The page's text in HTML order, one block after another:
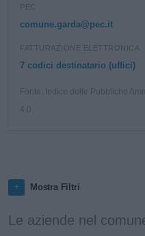
PEC
comune.garda@pec.it
FATTURAZIONE ELETTRONICA
7 codici destinatario (uffici)
Fonte: Indice delle Pubbliche
Mostra Filtri
Le aziende nel